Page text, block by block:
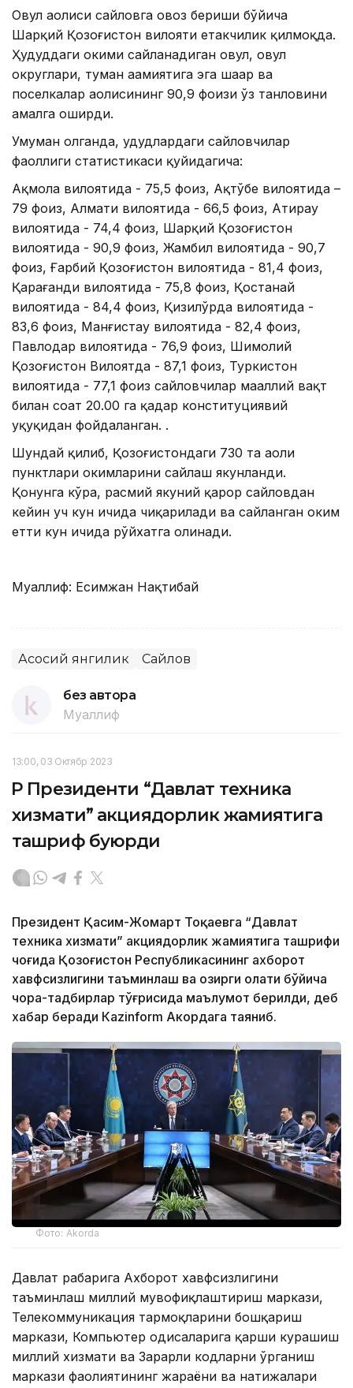
Овул аҳолиси сайловга овоз бериши бўйича
Шарқий Қозоғистон вилояти етакчилик қилмоқда.
Ҳудуддаги ҳокими сайланадиган овул, овул
округлари, туман аҳамиятига эга шаҳар ва
поселкалар аҳолисининг 90,9 фоизи ўз танловини
амалга оширди.
Умуман олганда, ҳудудлардаги сайловчилар
фаоллиги статистикаси қуйидагича:
Ақмола вилоятида - 75,5 фоиз, Ақтўбе вилоятида –
79 фоиз, Алмати вилоятида - 66,5 фоиз, Атирау
вилоятида - 74,4 фоиз, Шарқий Қозоғистон
вилоятида - 90,9 фоиз, Жамбил вилоятида - 90,7
фоиз, Ғарбий Қозоғистон вилоятида - 81,4 фоиз,
Қарағанди вилоятида - 75,8 фоиз, Қостанай
вилоятида - 84,4 фоиз, Қизилўрда вилоятида -
83,6 фоиз, Манғистау вилоятида - 82,4 фоиз,
Павлодар вилоятида - 76,9 фоиз, Шимолий
Қозоғистон Вилоятда - 87,1 фоиз, Туркистон
вилоятида - 77,1 фоиз сайловчилар маҳаллий вақт
билан соат 20.00 га қадар конституциявий
ҳуқуқидан фойдаланган. .
Шундай қилиб, Қозоғистондаги 730 та аҳоли
пунктлари ҳокимларини сайлаш якунланди.
Қонунга кўра, расмий якуний қарор сайловдан
кейин уч кун ичида чиқарилади ва сайланган ҳоким
етти кун ичида рўйхатга олинади.
Муаллиф: Есимжан Нақтибай
Асосий янгилик Сайлов
без автора
Муаллиф
13:00, 03 Октябр 2023
ҚР Президенти “Давлат техника
хизмати” акциядорлик жамиятига
ташриф буюрди
Президент Қасим-Жомарт Тоқаевга “Давлат
техника хизмати” акциядорлик жамиятига ташрифи
чоғида Қозоғистон Республикасининг ахборот
хавфсизлигини таъминлаш ва ҳозирги ҳолати бўйича
чора-тадбирлар тўғрисида маълумот берилди, деб
хабар беради Каzinform Акордага таяниб.
Фото: Akorda
Давлат раҳбарига Ахборот хавфсизлигини
таъминлаш миллий мувофиқлаштириш маркази,
Телекоммуникация тармоқларини бошқариш
маркази, Компьютер ҳодисаларига қарши курашиш
миллий хизмати ва Зарарли кодларни ўрганиш
маркази фаолиятининг жараёни ва натижалари